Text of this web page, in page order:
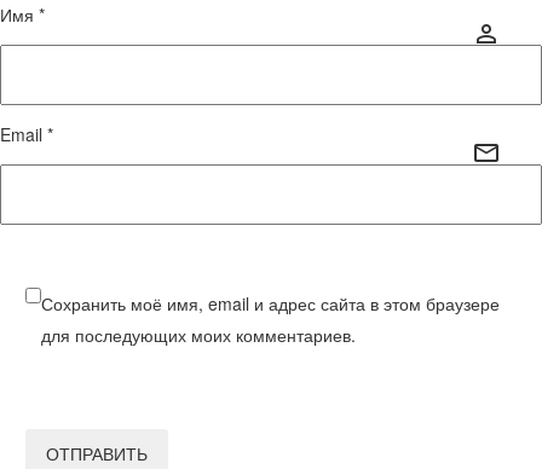
Имя *
Email *
Сохранить моё имя, email и адрес сайта в этом браузере
для последующих моих комментариев.
ОТПРАВИТЬ